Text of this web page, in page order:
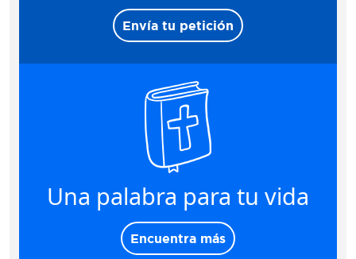
Envía tu petición
Una palabra para tu vida
Encuentra más